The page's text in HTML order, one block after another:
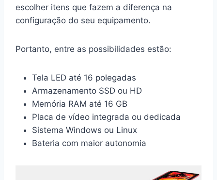
escolher itens que fazem a diferença na
configuração do seu equipamento.
Portanto, entre as possibilidades estão:
Tela LED até 16 polegadas
Armazenamento SSD ou HD
Memória RAM até 16 GB
Placa de vídeo integrada ou dedicada
Sistema Windows ou Linux
Bateria com maior autonomia